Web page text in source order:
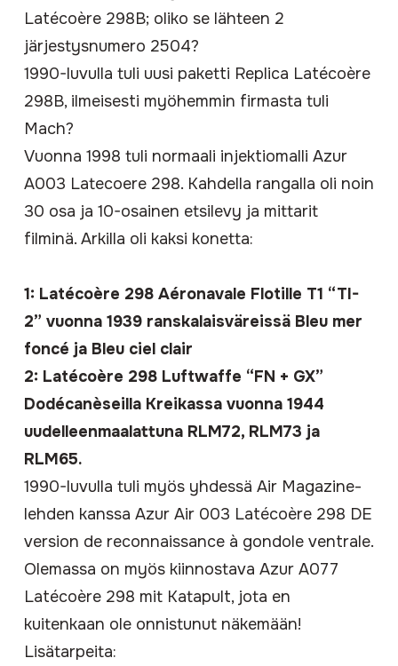
Latécoère 298B; oliko se lähteen 2
järjestysnumero 2504?
1990-luvulla tuli uusi paketti Replica Latécoère
298B, ilmeisesti myöhemmin firmasta tuli
Mach?
Vuonna 1998 tuli normaali injektiomalli Azur
A003 Latecoere 298. Kahdella rangalla oli noin
30 osa ja 10-osainen etsilevy ja mittarit
filminä. Arkilla oli kaksi konetta:
1: Latécoère 298 Aéronavale Flotille T1 “TI-
2” vuonna 1939 ranskalaisväreissä Bleu mer
foncé ja Bleu ciel clair
2: Latécoère 298 Luftwaffe “FN + GX”
Dodécanèseilla Kreikassa vuonna 1944
uudelleenmaalattuna RLM72, RLM73 ja
RLM65.
1990-luvulla tuli myös yhdessä Air Magazine-
lehden kanssa Azur Air 003 Latécoère 298 DE
version de reconnaissance à gondole ventrale.
Olemassa on myös kiinnostava Azur A077
Latécoère 298 mit Katapult, jota en
kuitenkaan ole onnistunut näkemään!
Lisätarpeita: